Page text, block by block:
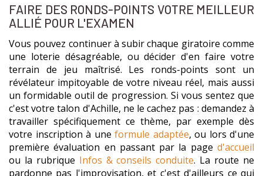
FAIRE DES RONDS-POINTS VOTRE MEILLEUR
ALLIÉ POUR L'EXAMEN
Vous pouvez continuer à subir chaque giratoire comme
une loterie désagréable, ou décider d'en faire votre
terrain de jeu maîtrisé. Les ronds-points sont un
révélateur impitoyable de votre niveau réel, mais aussi
un formidable outil de progression. Si vous sentez que
c'est votre talon d'Achille, ne le cachez pas : demandez à
travailler spécifiquement ce thème, par exemple dès
votre inscription à une formule adaptée, ou lors d'une
première évaluation en passant par la page d'accueil
ou la rubrique Infos & conseils conduite. La route ne
pardonne pas l'improvisation, et c'est d'ailleurs ce qui